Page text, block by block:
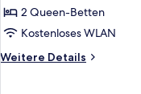
2 Queen-Betten
Kostenloses WLAN
Weitere Details
Weitere